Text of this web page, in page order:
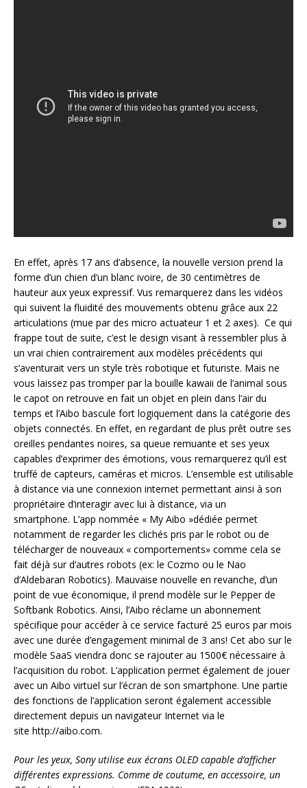
En effet, après 17 ans d’absence, la nouvelle version prend la
forme d’un chien d’un blanc ivoire, de 30 centimètres de
hauteur aux yeux expressif. Vus remarquerez dans les vidéos
qui suivent la fluidité des mouvements obtenu grâce aux 22
articulations (mue par des micro actuateur 1 et 2 axes). Ce qui
frappe tout de suite, c’est le design visant à ressembler plus à
un vrai chien contrairement aux modèles précédents qui
s’aventurait vers un style très robotique et futuriste. Mais ne
vous laissez pas tromper par la bouille kawaii de l’animal sous
le capot on retrouve en fait un objet en plein dans l’air du
temps et l’Aibo bascule fort logiquement dans la catégorie des
objets connectés. En effet, en regardant de plus prêt outre ses
oreilles pendantes noires, sa queue remuante et ses yeux
capables d’exprimer des émotions, vous remarquerez qu’il est
truffé de capteurs, caméras et micros. L’ensemble est utilisable
à distance via une connexion internet permettant ainsi à son
propriétaire d’interagir avec lui à distance, via un
smartphone. L’app nommée « My Aibo »dédiée permet
notamment de regarder les clichés pris par le robot ou de
télécharger de nouveaux « comportements» comme cela se
fait déjà sur d’autres robots (ex: le Cozmo ou le Nao
d’Aldebaran Robotics). Mauvaise nouvelle en revanche, d’un
point de vue économique, il prend modèle sur le Pepper de
Softbank Robotics. Ainsi, l’Aibo réclame un abonnement
spécifique pour accéder à ce service facturé 25 euros par mois
avec une durée d’engagement minimal de 3 ans! Cet abo sur le
modèle SaaS viendra donc se rajouter au 1500€ nécessaire à
l’acquisition du robot. L’application permet également de jouer
avec un Aibo virtuel sur l’écran de son smartphone. Une partie
des fonctions de l’application seront également accessible
directement depuis un navigateur Internet via le
site http://aibo.com.
Pour les yeux, Sony utilise eux écrans OLED capable d’afficher
différentes expressions. Comme de coutume, en accessoire, un